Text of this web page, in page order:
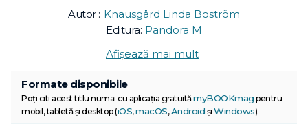
Autor : Knausgård Linda Boström
Editura: Pandora M
Afișează mai mult
Formate disponibile
Poți citi acest titlu numai cu aplicația gratuitămyBOOKmag pentru
mobil, tabletă și desktop (iOS,macOS,Android și Windows).